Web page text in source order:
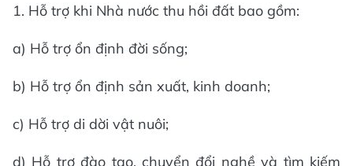
1. Hỗ trợ khi Nhà nước thu hồi đất bao gồm:
a) Hỗ trợ ổn định đời sống;
b) Hỗ trợ ổn định sản xuất, kinh doanh;
c) Hỗ trợ di dời vật nuôi;
d) Hỗ trợ đào tạo, chuyển đổi nghề và tìm kiếm